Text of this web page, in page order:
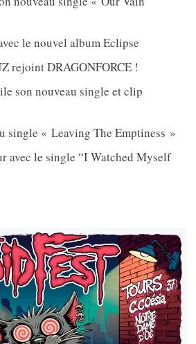
le nouvel album Eclipse
rejoint DRAGONFORCE !
son nouveau single et clip
single « Leaving The Emptiness »
avec le single “I Watched Myself